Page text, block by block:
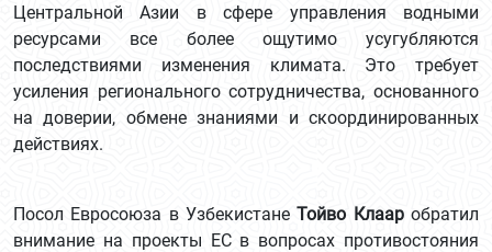
Центральной Азии в сфере управления водными
ресурсами все более ощутимо усугубляются
последствиями изменения климата. Это требует
усиления регионального сотрудничества, основанного
на доверии, обмене знаниями и скоординированных
действиях.
Посол Евросоюза в УзбекистанеТойво Клааробратил
внимание на проекты ЕС в вопросах противостояния